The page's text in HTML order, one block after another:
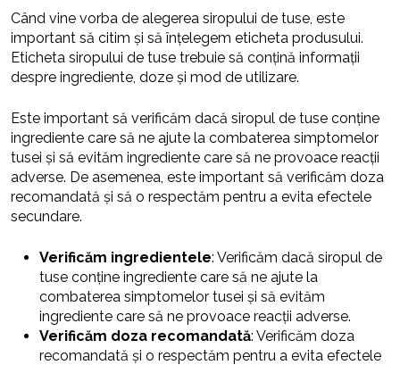
Când vine vorba de alegerea siropului de tuse, este
important să citim și să înțelegem eticheta produsului.
Eticheta siropului de tuse trebuie să conțină informații
despre ingrediente, doze și mod de utilizare.
Este important să verificăm dacă siropul de tuse conține
ingrediente care să ne ajute la combaterea simptomelor
tusei și să evităm ingrediente care să ne provoace reacții
adverse. De asemenea, este important să verificăm doza
recomandată și să o respectăm pentru a evita efectele
secundare.
Verificăm ingredientele: Verificăm dacă siropul de
tuse conține ingrediente care să ne ajute la
combaterea simptomelor tusei și să evităm
ingrediente care să ne provoace reacții adverse.
Verificăm doza recomandată: Verificăm doza
recomandată și o respectăm pentru a evita efectele